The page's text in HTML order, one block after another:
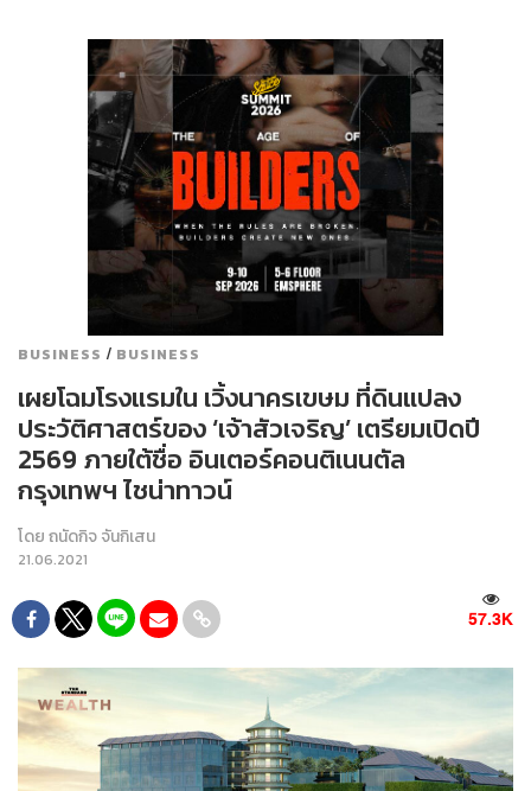
BUSINESS / BUSINESS
เผยโฉมโรงแรมใน เวิ้งนาครเขษม ที่ดินแปลง
ประวัติศาสตร์ของ ‘เจ้าสัวเจริญ’ เตรียมเปิดปี
2569 ภายใต้ชื่อ อินเตอร์คอนติเนนตัล
กรุงเทพฯ ไชน่าทาวน์
โดยถนัดกิจ จันกิเสน
21.06.2021
57.3K